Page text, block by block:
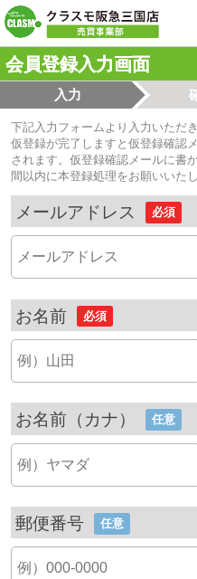
会員登録入力画面
入力
下記入力フォームより入力いただ
仮登録が完了しますと仮登録確認
されます。仮登録確認メールに書
間以内に本登録処理をお願いいたし
メールアドレス 必須
お名前 必須
お名前（カナ） 任意
郵便番号 任意